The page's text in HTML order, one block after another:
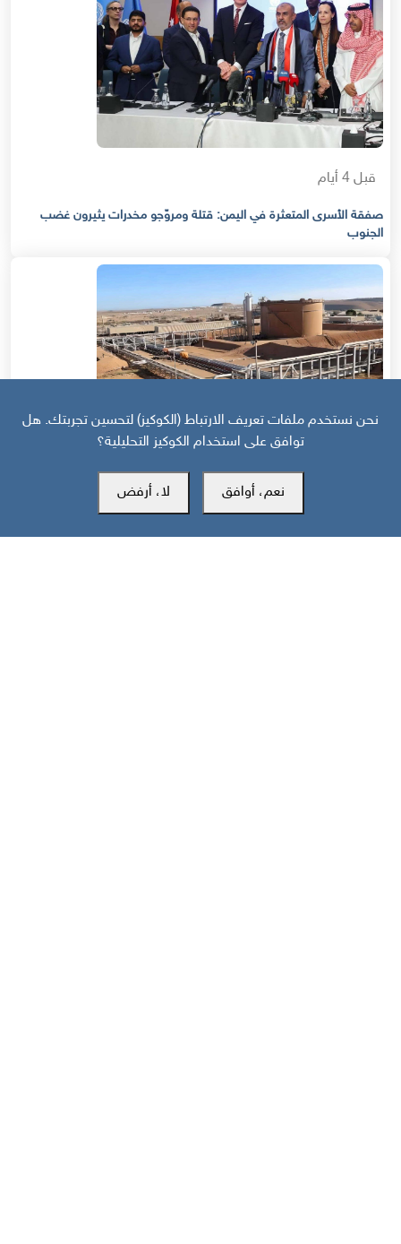
قبل 4 أيام
صفقة الأسرى المتعثرة في اليمن: قتلة ومروّجو مخدرات يثيرون غضب
الجنوب
نحن نستخدم ملفات تعريف الارتباط (الكوكيز) لتحسين تجربتك. هل
توافق على استخدام الكوكيز التحليلية؟
نعم، أوافق لا، أرفض